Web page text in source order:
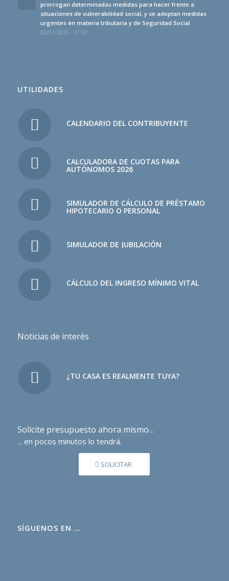
prorrogan determinadas medidas para hacer frente a
situaciones de vulnerabilidad social, y se adoptan medidas
urgentes en materia tributaria y de Seguridad Social
02/01/2026 - 17:59
UTILIDADES
CALENDARIO DEL CONTRIBUYENTE
CALCULADORA DE CUOTAS PARA
AUTÓNOMOS 2026
SIMULADOR DE CÁLCULO DE PRÉSTAMO
HIPOTECARIO O PERSONAL
SIMULADOR DE JUBILACIÓN
CÁLCULO DEL INGRESO MÍNIMO VITAL
Noticias de interés
¿TU CASA ES REALMENTE TUYA?
Solicite presupuesto ahora mismo…
... en pocos minutos lo tendrá.
SOLICITAR
SÍGUENOS EN …